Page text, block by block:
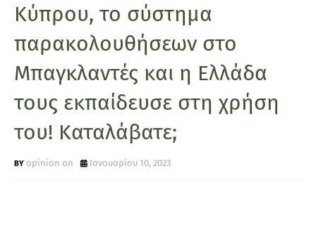
Κύπρου, το σύστημα
παρακολουθήσεων στο
Μπαγκλαντές και η Ελλάδα
τους εκπαίδευσε στη χρήση
του! Καταλάβατε;
opinion on Ιανουαρίου 10, 2023